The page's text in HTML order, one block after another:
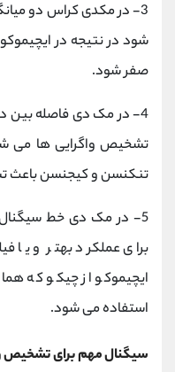
3-
شود در نتیجه در
صفر شود.
4- در مک دی فاصله بین
تشخیص واگرایی ها می
تنکنسن و کیجنسن باعث
5-
برای عملکرد بهتر و یا
ایچیموکو از چیکو که
استفاده می شود.
سیگنال مهم برای تشخیص